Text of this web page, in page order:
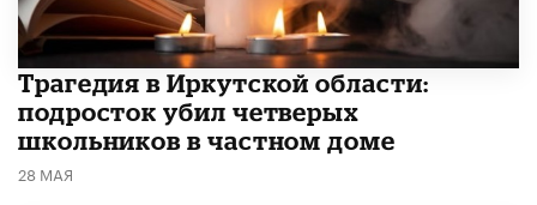
Трагедия в Иркутской области:
подросток убил четверых
школьников в частном доме
28 МАЯ